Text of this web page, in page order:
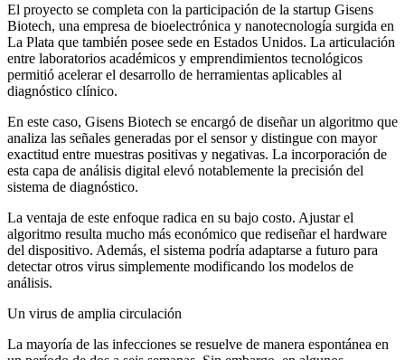
El proyecto se completa con la participación de la startup Gisens
Biotech, una empresa de bioelectrónica y nanotecnología surgida en
La Plata que también posee sede en Estados Unidos. La articulación
entre laboratorios académicos y emprendimientos tecnológicos
permitió acelerar el desarrollo de herramientas aplicables al
diagnóstico clínico.
En este caso, Gisens Biotech se encargó de diseñar un algoritmo que
analiza las señales generadas por el sensor y distingue con mayor
exactitud entre muestras positivas y negativas. La incorporación de
esta capa de análisis digital elevó notablemente la precisión del
sistema de diagnóstico.
La ventaja de este enfoque radica en su bajo costo. Ajustar el
algoritmo resulta mucho más económico que rediseñar el hardware
del dispositivo. Además, el sistema podría adaptarse a futuro para
detectar otros virus simplemente modificando los modelos de
análisis.
Un virus de amplia circulación
La mayoría de las infecciones se resuelve de manera espontánea en